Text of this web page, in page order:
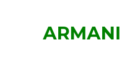
ARMANI